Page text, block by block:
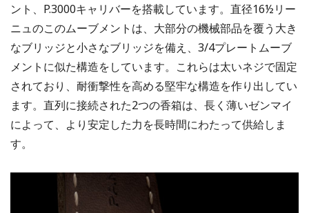
ント、P.3000キャリバーを搭載しています。直径16½リー
ニュのこのムーブメントは、大部分の機械部品を覆う大き
なブリッジと小さなブリッジを備え、3/4プレートムーブ
メントに似た構造をしています。これらは太いネジで固定
されており、耐衝撃性を高める堅牢な構造を作り出してい
ます。直列に接続された2つの香箱は、長く薄いゼンマイ
によって、より安定した力を長時間にわたって供給しま
す。